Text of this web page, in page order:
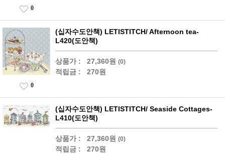
0
(십자수도안책) LETISTITCH/ Afternoon tea-
L420(도안책)
상품가 : 27,360원 (0)
적립금 : 270원
0
(십자수도안책) LETISTITCH/ Seaside Cottages-
L410(도안책)
상품가 : 27,360원 (0)
적립금 : 270원